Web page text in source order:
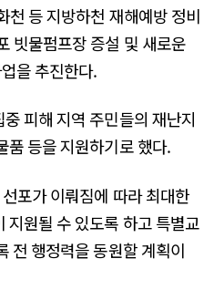
천 등 지방하천 재해예방 정비
빗물펌프장 증설 및 새로운
을 추진한다.
피해 지역 주민들의 재난지
품 등을 지원하기로 했다.
포가 이뤄짐에 따라 최대한
지원될 수 있도록 하고 특별교
전 행정력을 동원할 계획이